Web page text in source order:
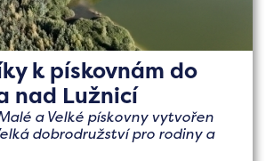
k pískovnám do
nad Lužnicí
a Velké pískovny vytvořen
dobrodružství pro rodiny a